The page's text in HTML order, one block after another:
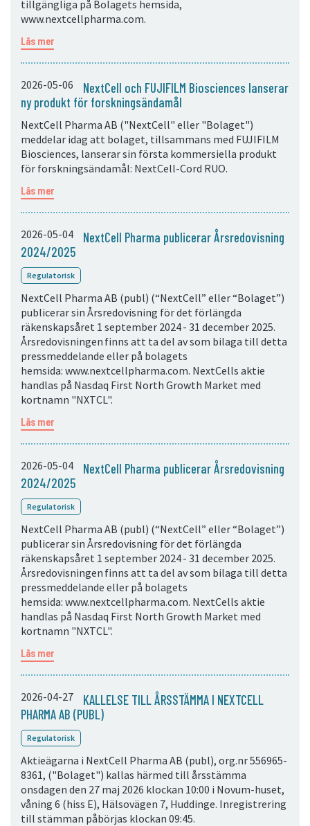
tillgängliga på Bolagets hemsida,
www.nextcellpharma.com.
Läs mer
2026-05-06
NextCell och FUJIFILM Biosciences lanserar
ny produkt för forskningsändamål
NextCell Pharma AB ("NextCell" eller "Bolaget")
meddelar idag att bolaget, tillsammans med FUJIFILM
Biosciences, lanserar sin första kommersiella produkt
för forskningsändamål: NextCell-Cord RUO.
Läs mer
2026-05-04
NextCell Pharma publicerar Årsredovisning
2024/2025
Regulatorisk
NextCell Pharma AB (publ) (“NextCell” eller “Bolaget”)
publicerar sin Årsredovisning för det förlängda
räkenskapsåret 1 september 2024 - 31 december 2025.
Årsredovisningen finns att ta del av som bilaga till detta
pressmeddelande eller på bolagets
hemsida: www.nextcellpharma.com. NextCells aktie
handlas på Nasdaq First North Growth Market med
kortnamn "NXTCL".
Läs mer
2026-05-04
NextCell Pharma publicerar Årsredovisning
2024/2025
Regulatorisk
NextCell Pharma AB (publ) (“NextCell” eller “Bolaget”)
publicerar sin Årsredovisning för det förlängda
räkenskapsåret 1 september 2024 - 31 december 2025.
Årsredovisningen finns att ta del av som bilaga till detta
pressmeddelande eller på bolagets
hemsida: www.nextcellpharma.com. NextCells aktie
handlas på Nasdaq First North Growth Market med
kortnamn "NXTCL".
Läs mer
2026-04-27
KALLELSE TILL ÅRSSTÄMMA I NEXTCELL
PHARMA AB (PUBL)
Regulatorisk
Aktieägarna i NextCell Pharma AB (publ), org.nr 556965-
8361, ("Bolaget") kallas härmed till årsstämma
onsdagen den 27 maj 2026 klockan 10:00 i Novum-huset,
våning 6 (hiss E), Hälsovägen 7, Huddinge. Inregistrering
till stämman påbörjas klockan 09:45.